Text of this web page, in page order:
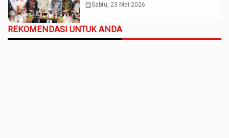
calendar_monthSabtu, 23 Mei 2026
REKOMENDASI UNTUK ANDA